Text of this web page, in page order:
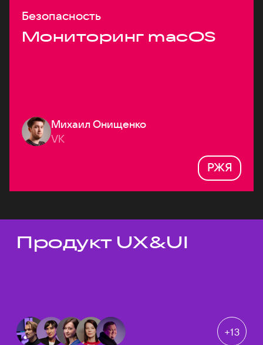
Безопасность
Мониторинг macOS
Михаил Онищенко
VK
РЖЯ
Темы докладов
Продукт UX&UI
+13